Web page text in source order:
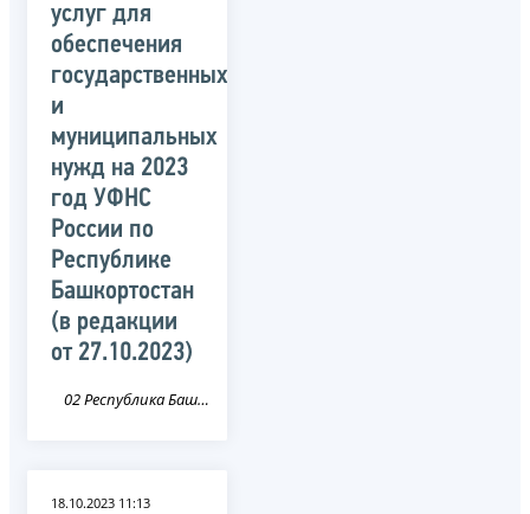
услуг для
обеспечения
государственных
и
муниципальных
нужд на 2023
год УФНС
России по
Республике
Башкортостан
(в редакции
от 27.10.2023)
02 Республика Башкортостан
18.10.2023 11:13